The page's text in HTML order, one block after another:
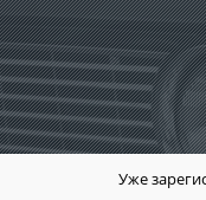
Уже